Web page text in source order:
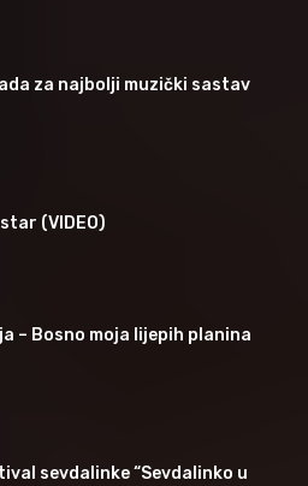
za najbolji muzički sastav
(VIDEO)
– Bosno moja lijepih planina
sevdalinke “Sevdalinko u